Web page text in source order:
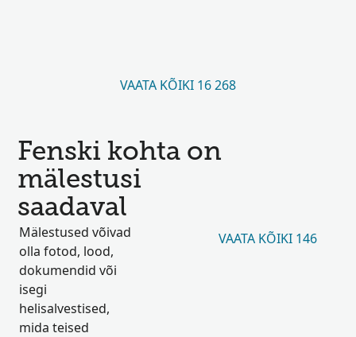
VAATA KÕIKI 16 268
Fenski kohta on
mälestusi
saadaval
Mälestused võivad
olla fotod, lood,
dokumendid või
isegi
helisalvestised,
mida teised
VAATA KÕIKI 146